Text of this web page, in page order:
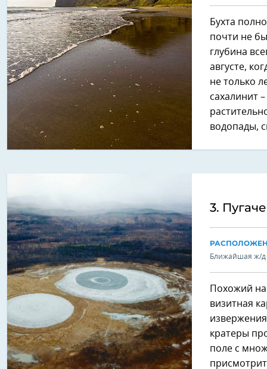
Бухта
почти не
глубина
августе,
не только
сахалинит
водопады,
3.
Ближайшая ж/д
Похожий
визитная
кратеры
поле с